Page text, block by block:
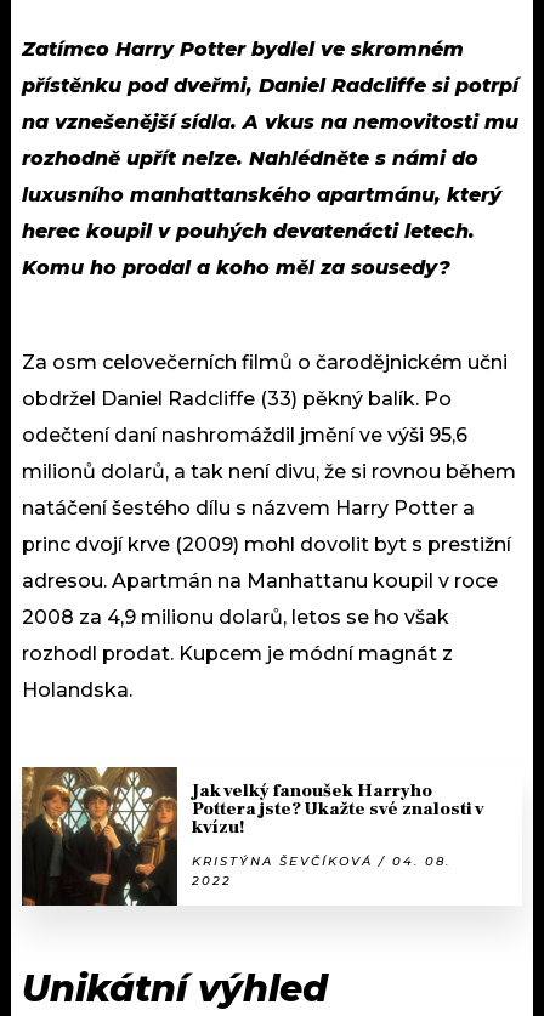
Zatímco Harry Potter bydlel ve skromném
přístěnku pod dveřmi, Daniel Radcliffe si potrpí
na vznešenější sídla. A vkus na nemovitosti mu
rozhodně upřít nelze. Nahlédněte s námi do
luxusního manhattanského apartmánu, který
herec koupil v pouhých devatenácti letech.
Komu ho prodal a koho měl za sousedy?
Za osm celovečerních filmů o čarodějnickém učni
obdržel Daniel Radcliffe (33) pěkný balík. Po
odečtení daní nashromáždil jmění ve výši 95,6
milionů dolarů, a tak není divu, že si rovnou během
natáčení šestého dílu s názvem Harry Potter a
princ dvojí krve (2009) mohl dovolit byt s prestižní
adresou. Apartmán na Manhattanu koupil v roce
2008 za 4,9 milionu dolarů, letos se ho však
rozhodl prodat. Kupcem je módní magnát z
Holandska.
Jak velký fanoušek Harryho
Pottera jste? Ukažte své znalosti v
kvízu!
KRISTÝNA ŠEVČÍKOVÁ / 04. 08.
2022
Unikátní výhled